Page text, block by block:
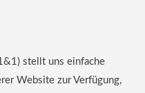
stellt uns einfache
Website zur Verfügung,